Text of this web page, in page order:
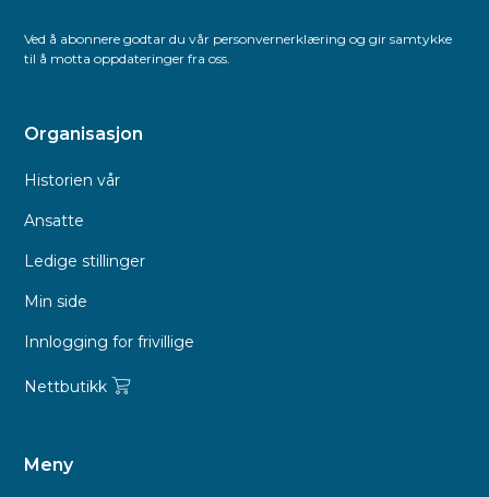
Ved å abonnere godtar du vår personvernerklæring og gir samtykke
til å motta oppdateringer fra oss.
Organisasjon
Historien vår
Ansatte
Ledige stillinger
Min side
Innlogging for frivillige
Nettbutikk
Meny